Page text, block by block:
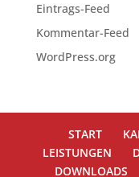
Eintrags-Feed
Kommentar-Feed
WordPress.org
START
LEISTUNGEN
DOWNLOADS